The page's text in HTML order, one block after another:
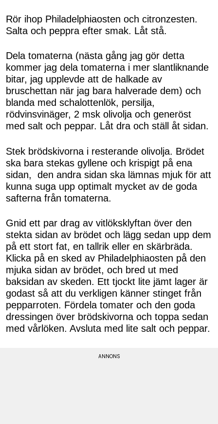
Rör ihop Philadelphiaosten och citronzesten.
Salta och peppra efter smak. Låt stå.
Dela tomaterna (nästa gång jag gör detta
kommer jag dela tomaterna i mer slantliknande
bitar, jag upplevde att de halkade av
bruschettan när jag bara halverade dem) och
blanda med schalottenlök, persilja,
rödvinsvinäger, 2 msk olivolja och generöst
med salt och peppar. Låt dra och ställ åt sidan.
Stek brödskivorna i resterande olivolja. Brödet
ska bara stekas gyllene och krispigt på ena
sidan,
den andra sidan ska lämnas mjuk för att
kunna suga upp optimalt mycket av de goda
safterna från tomaterna.
Gnid ett par drag av vitlöksklyftan över den
stekta sidan av brödet och lägg sedan upp dem
på ett stort fat, en tallrik eller en skärbräda.
Klicka på en sked av Philadelphiaosten på den
mjuka sidan av brödet, och bred ut med
baksidan av skeden. Ett tjockt lite jämt lager är
godast så att du verkligen känner stinget från
pepparroten. Fördela tomater och den goda
dressingen över brödskivorna och toppa sedan
med vårlöken. Avsluta med lite salt och peppar.